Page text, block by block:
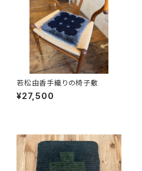
若松由香手織りの椅子敷
¥27,500